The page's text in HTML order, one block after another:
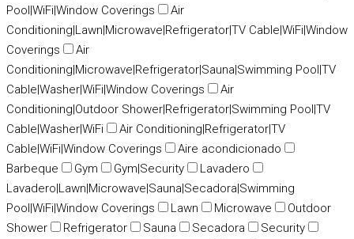
Pool|WiFi|Window Coverings
Air
Conditioning|Lawn|Microwave|Refrigerator|TV Cable|WiFi|Window
Coverings
Air
Conditioning|Microwave|Refrigerator|Sauna|Swimming Pool|TV
Cable|Washer|WiFi|Window Coverings
Air
Conditioning|Outdoor Shower|Refrigerator|Swimming Pool|TV
Cable|Washer|WiFi
Air Conditioning|Refrigerator|TV
Cable|WiFi|Window Coverings
Aire acondicionado
Barbeque
Gym Gym|Security
Lavadero
Lavadero|Lawn|Microwave|Sauna|Secadora|Swimming
Pool|WiFi|Window Coverings
Lawn Microwave
Outdoor
Shower
Refrigerator Sauna Secadora
Security